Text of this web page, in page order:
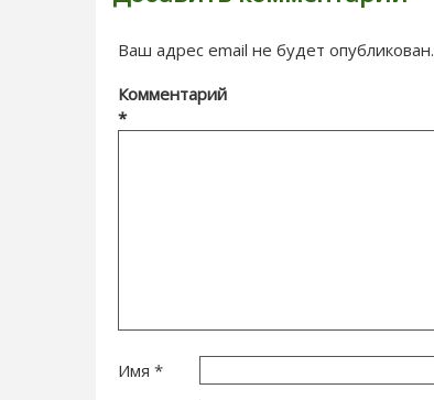
Ваш адрес email не будет опубликован.
Комментарий
*
Имя *